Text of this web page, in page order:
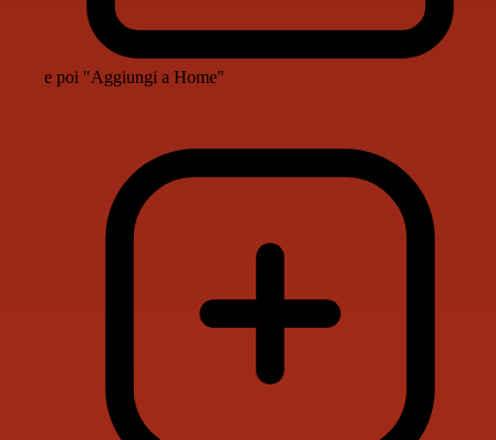
e poi "Aggiungi a Home"